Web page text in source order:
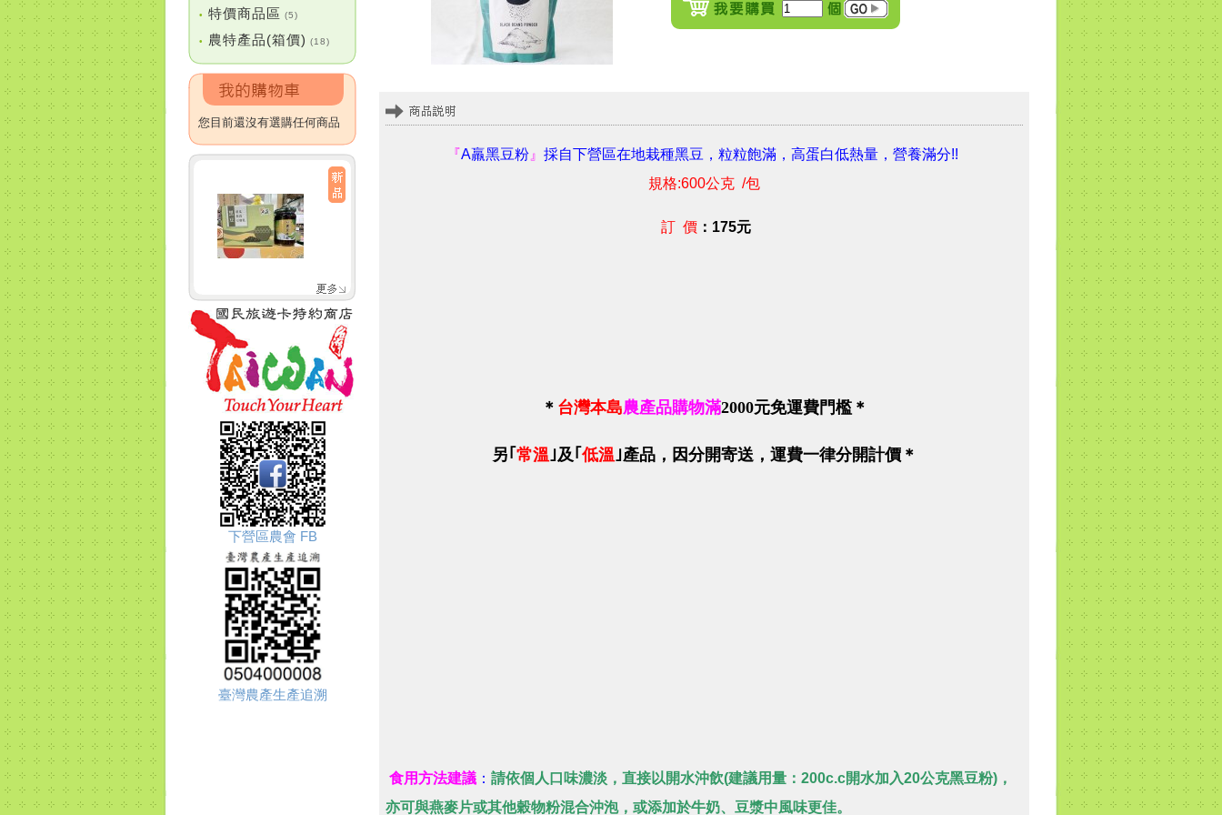
• 特價商品區 (5)
• 農特產品(箱價) (18)
您目前還沒有選購任何商品
下營區農會 FB
臺灣農產生產追溯
『A羸黑豆粉 』 採自下營區在地栽種黑豆，粒粒飽滿，高蛋白低熱量，營養滿分!!
規格:600公克 /包
訂 價 ：175元
＊ 台灣本島農產品購物滿2000元免運費門檻＊
另｢ 常溫｣及｢ 低溫｣產品，因分開寄送，運費一律分開計價＊
食用方法建議 ： 請依個人口味濃淡，直接以開水沖飲(建議用量：200c.c開水加入20公克黑豆粉)，
亦可與燕麥片或其他穀物粉混合沖泡，或添加於牛奶、豆漿中風味更佳。